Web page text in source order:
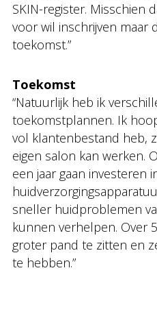
SKIN-register. Misschien
voor wil inschrijven maar
toekomst.”
Toekomst
“Natuurlijk heb ik
toekomstplannen. Ik
vol klantenbestand heb,
eigen salon kan werken.
een jaar gaan investeren
sneller huidproblemen
kunnen verhelpen. Over
groter pand te zitten en
te hebben.”